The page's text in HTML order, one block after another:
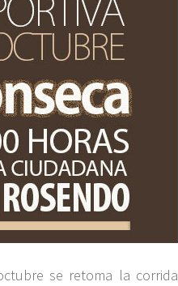
se retoma la corrida